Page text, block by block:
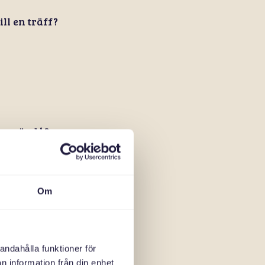
Om
funktioner för
information från din enhet
en träff?
ändå?